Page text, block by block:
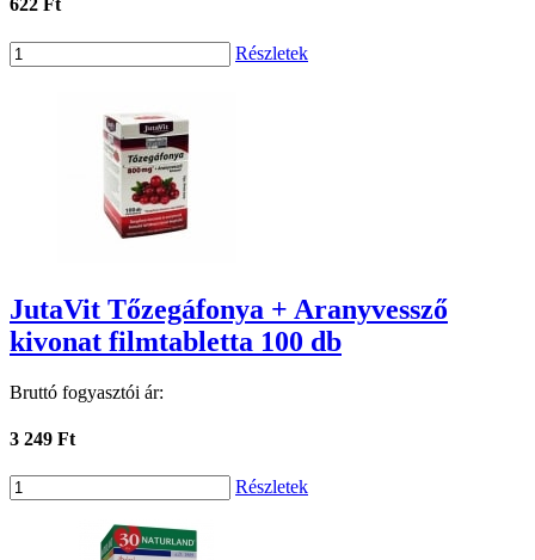
622 Ft
Részletek
JutaVit Tőzegáfonya + Aranyvessző
kivonat filmtabletta 100 db
Bruttó fogyasztói ár:
3 249 Ft
Részletek